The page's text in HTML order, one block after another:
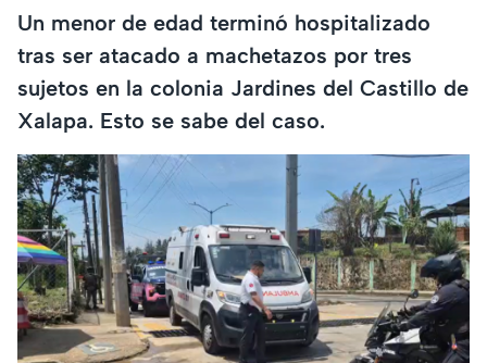
Un menor de edad terminó hospitalizado
tras ser atacado a machetazos por tres
sujetos en la colonia Jardines del Castillo de
Xalapa. Esto se sabe del caso.